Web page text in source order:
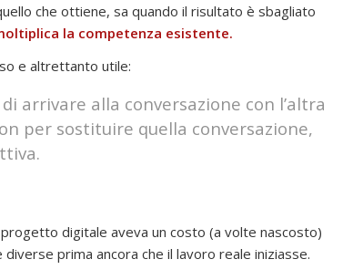
che ottiene, sa quando il risultato è sbagliato
la competenza esistente.
e altrettanto utile:
arrivare alla conversazione con l’altra
per sostituire quella conversazione,
digitale aveva un costo (a volte nascosto)
prima ancora che il lavoro reale iniziasse.